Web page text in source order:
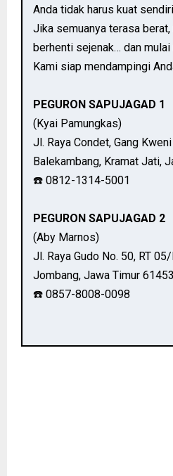
Anda tidak harus kuat
Jika semuanya terasa
berhenti sejenak… dan mulai
Kami siap mendampingi
PEGURON SAPUJAGAD 1
(Kyai Pamungkas)
Jl. Raya Condet, Gang
Balekambang, Kramat Jati,
☎️ 0812-1314-5001
PEGURON SAPUJAGAD 2
(Aby Marnos)
Jl. Raya Gudo No. 50, RT
Jombang, Jawa Timur 61453
☎️ 0857-8008-0098